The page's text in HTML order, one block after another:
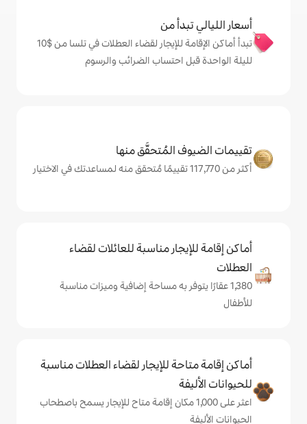
تبدأ أماكن الإقامة للإيجار لقضاء العطلات في تلسا من $‏10
احتساب الضرائب والرسوم
المُتحقَّق منها
مناسبة للعائلات لقضاء
به مساحة إضافية وميزات مناسبة
للإيجار لقضاء العطلات مناسبة
على 1,000 مكان إقامة متاح للإيجار يسمح باصطحاب